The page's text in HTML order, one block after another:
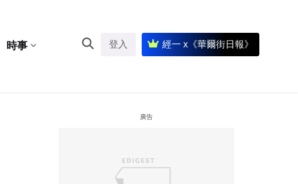
時事 登入 經一 x《華爾街日報》
廣告